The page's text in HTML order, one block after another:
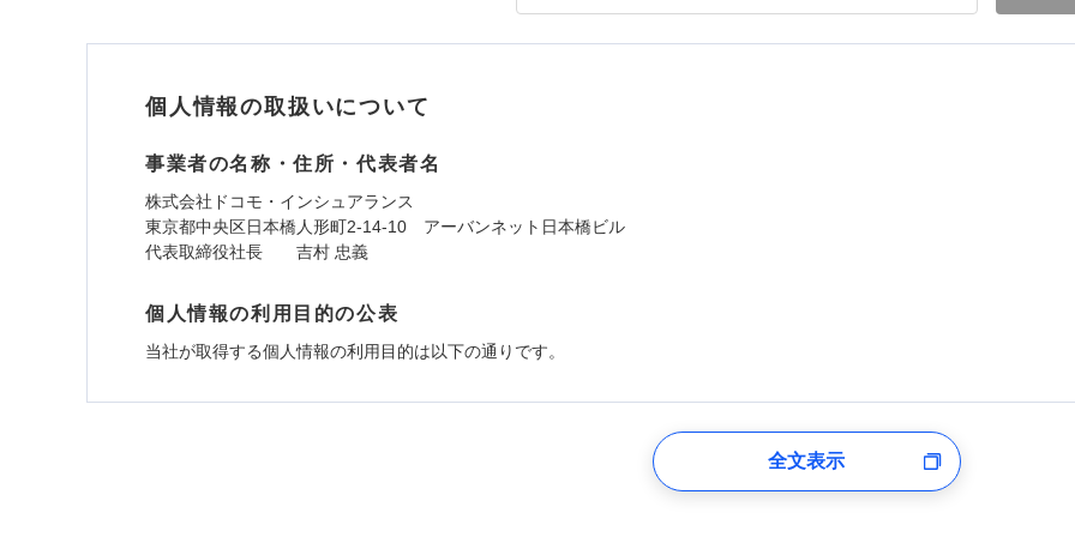
個人情報の取扱いについて
事業者の名称・住所・代表者名
株式会社ドコモ・インシュアランス
東京都中央区日本橋人形町2-14-10 アーバンネット日本橋ビル
代表取締役社長 吉村 忠義
個人情報の利用目的の公表
当社が取得する個人情報の利用目的は以下の通りです。
郵便、電話、およびＥメール等により、当社と取引のあるもしくは委託を受けている保険会社・提携会社の保険その他に
め、また維持管理等の委託業務遂行のため、またそれらに付帯、関連する当社および提携会社のサービスを案内、提供する
全文表示